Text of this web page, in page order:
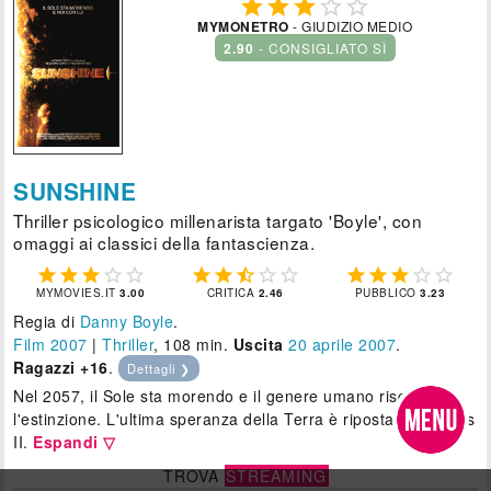
  
MYMONETRO - GIUDIZIO MEDIO
2.90 - CONSIGLIATO SÌ
SUNSHINE
Thriller psicologico millenarista targato 'Boyle', con
omaggi ai classici della fantascienza.
    
MYMOVIES.IT3.00
    
CRITICA 2.46
    
PUBBLICO3.23
Regia di Danny Boyle.
Film 2007 |Thriller, 108 min. Uscita 20 aprile 2007.
Ragazzi +16. Dettagli ❯
Nel 2057, il Sole sta morendo e il genere umano rischia
l'estinzione. L'ultima speranza della Terra è riposta nell'Icarus
II. Espandi ▽
TROVASTREAMING